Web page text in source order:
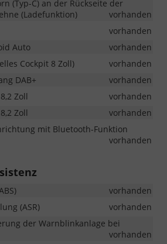
(Typ-C) an der Rückseite der
(Ladefunktion)
vorhanden
vorhanden
Auto
vorhanden
Cockpit 8 Zoll)
vorhanden
DAB+
vorhanden
Zoll
vorhanden
Zoll
vorhanden
mit Bluetooth-Funktion
vorhanden
vorhanden
(ASR)
vorhanden
der Warnblinkanlage bei
vorhanden